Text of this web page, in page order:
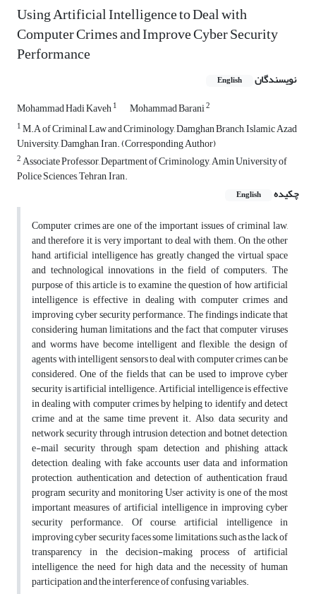
Using Artificial Intelligence to Deal with
Computer Crimes and Improve Cyber Security
Performance
نویسندگان English
Mohammad Hadi Kaveh1 Mohammad Barani2
1M.A of Criminal Law and Criminology, Damghan Branch, Islamic Azad
University, Damghan, Iran. (Corresponding Author)
2Associate Professor, Department of Criminology, Amin University of
Police Sciences, Tehran, Iran.
چکیده
English
Computer crimes are one of the important issues of criminal law,
and therefore it is very important to deal with them. On the other
hand, artificial intelligence has greatly changed the virtual space
and technological innovations in the field of computers. The
purpose of this article is to examine the question of how artificial
intelligence is effective in dealing with computer crimes and
improving cyber security performance. The findings indicate that
considering human limitations and the fact that computer viruses
and worms have become intelligent and flexible, the design of
agents with intelligent sensors to deal with computer crimes can be
considered. One of the fields that can be used to improve cyber
security is artificial intelligence. Artificial intelligence is effective
in dealing with computer crimes by helping to identify and detect
crime and at the same time prevent it. Also, data security and
network security through intrusion detection and botnet detection,
e-mail security through spam detection and phishing attack
detection, dealing with fake accounts, user data and information
protection, authentication and detection of authentication fraud,
program security and monitoring User activity is one of the most
important measures of artificial intelligence in improving cyber
security performance. Of course, artificial intelligence in
improving cyber security faces some limitations, such as the lack of
transparency in the decision-making process of artificial
intelligence, the need for high data and the necessity of human
participation and the interference of confusing variables.